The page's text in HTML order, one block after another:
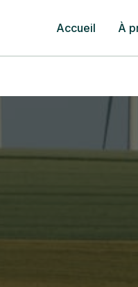
Accueil À